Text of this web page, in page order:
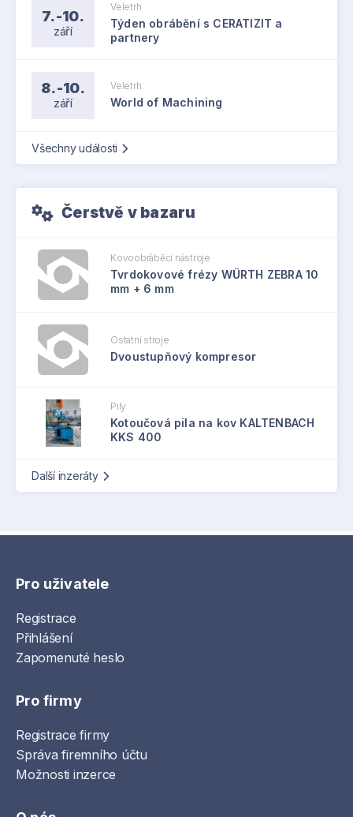
7.-10.
září
Veletrh
Týden obrábění s CERATIZIT a
partnery
8.-10.
září
Veletrh
World of Machining
Všechny události
Čerstvě v bazaru
Kovoobráběcí nástroje
Tvrdokovové frézy WÜRTH ZEBRA 10
mm + 6 mm
Ostatní stroje
Dvoustupňový kompresor
Pily
Kotoučová pila na kov KALTENBACH
KKS 400
Další inzeráty
Pro uživatele
Registrace
Přihlášení
Zapomenuté heslo
Pro firmy
Registrace firmy
Správa firemního účtu
Možnosti inzerce